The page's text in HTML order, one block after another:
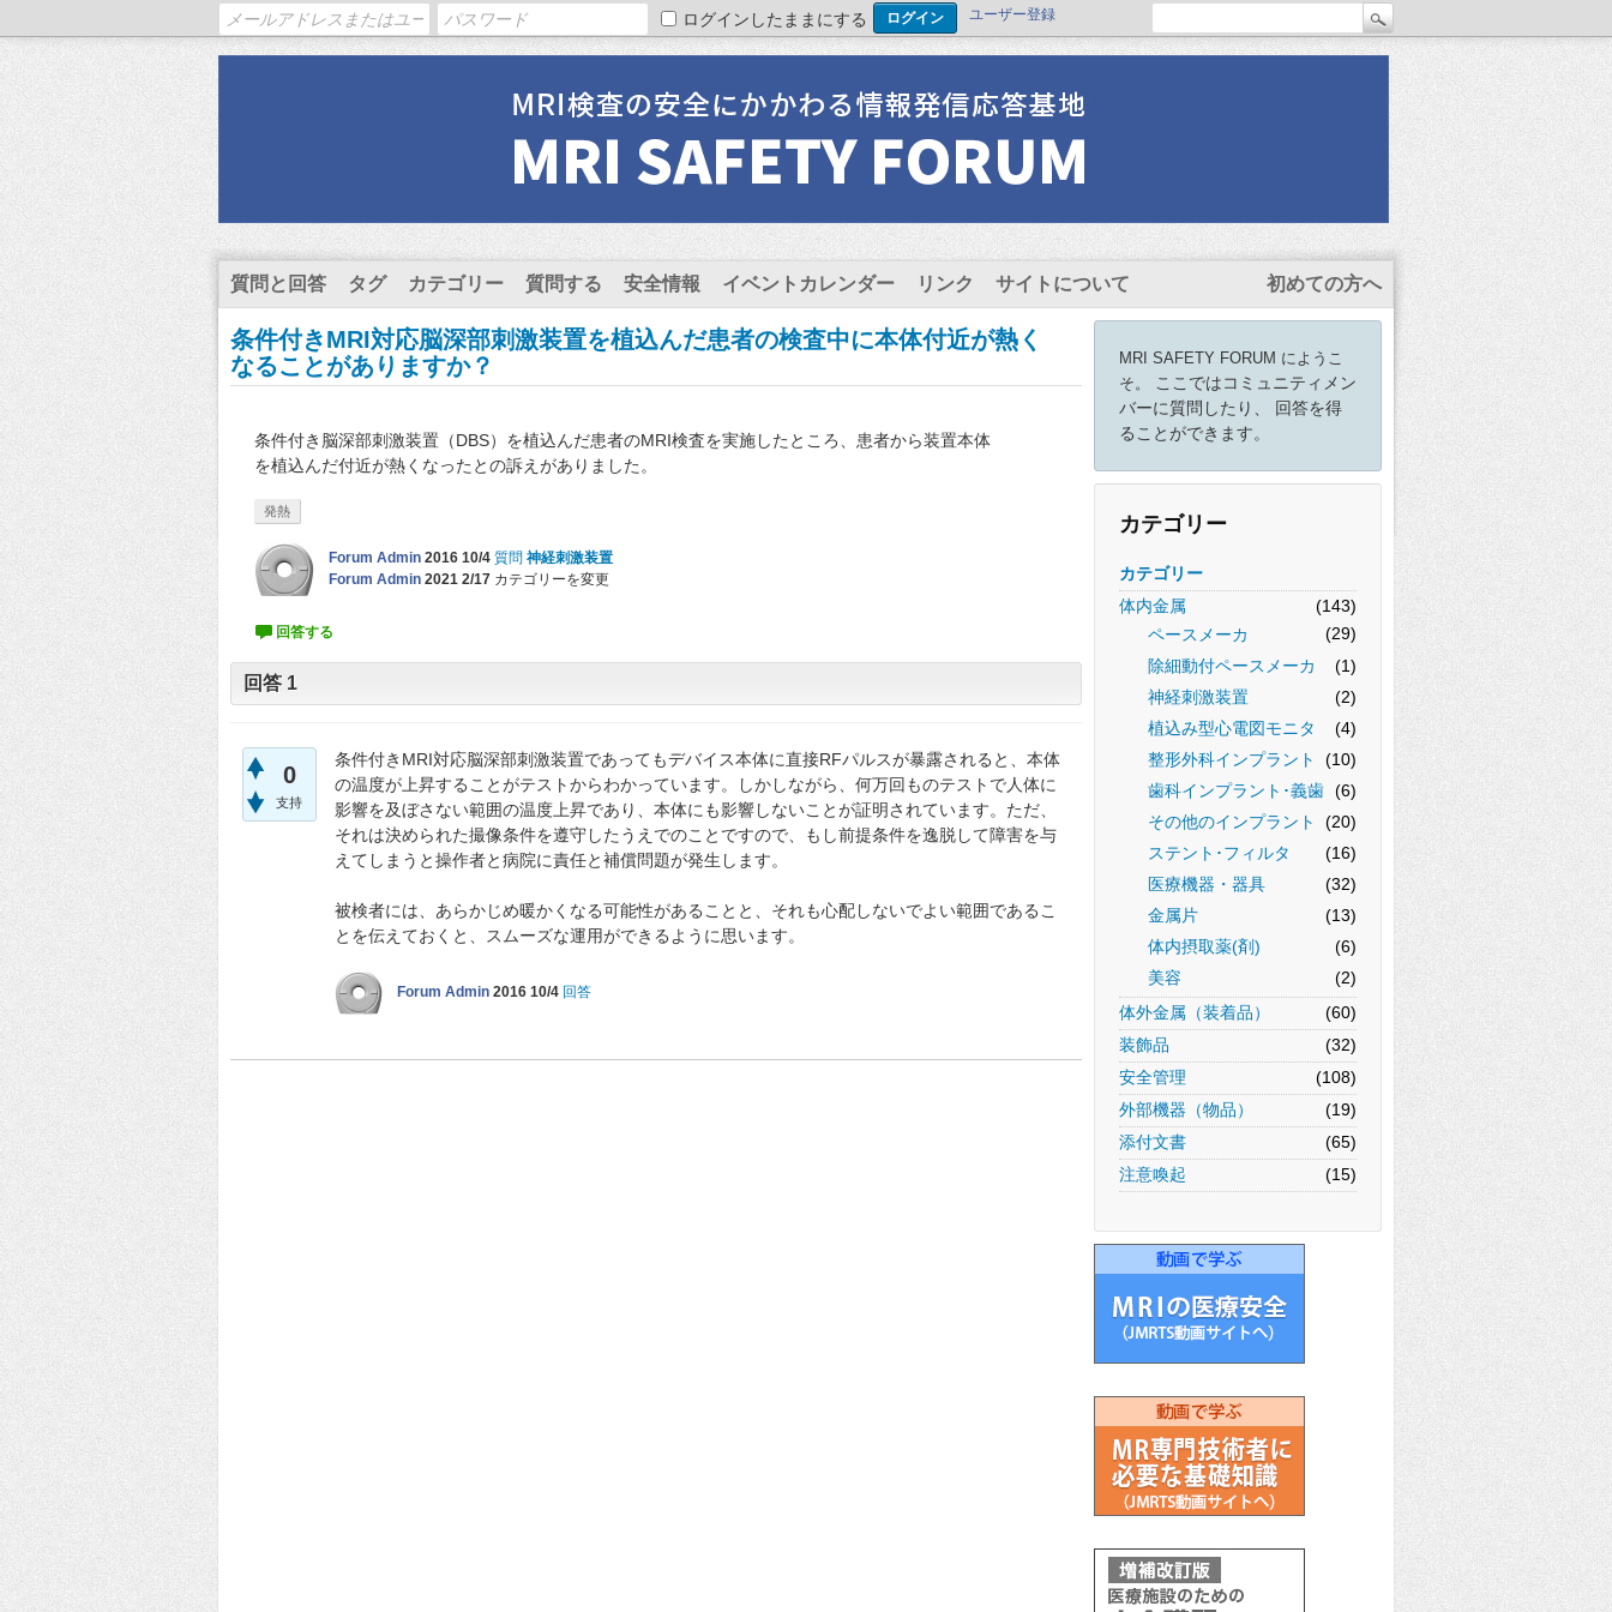
ログインしたままにする ユーザー登録
質問と回答 タグ カテゴリー 質問する 安全情報 イベントカレンダー リンク サイトについて 初めての方へ
MRI SAFETY FORUM にようこ
そ。
ここではコミュニティメン
バーに質問したり、 回答を得
ることができます。
カテゴリー
カテゴリー
体内金属
(143)
ペースメーカ
(29)
除細動付ペースメーカ
(1)
神経刺激装置
(2)
植込み型心電図モニタ
(4)
整形外科インプラント
(10)
歯科インプラント･義歯 (6)
その他のインプラント
(20)
ステント･フィルタ
(16)
医療機器・器具
(32)
金属片
(13)
体内摂取薬(剤)
(6)
美容
(2)
体外金属（装着品）
(60)
装飾品
(32)
安全管理
(108)
外部機器（物品）
(19)
添付文書
(65)
注意喚起
(15)
条件付きMRI対応脳深部刺激装置を植込んだ患者の検査中に本体付近が熱く
なることがありますか？
条件付き脳深部刺激装置（DBS）を植込んだ患者のMRI検査を実施したところ、患者から装置本体
を植込んだ付近が熱くなったとの訴えがありました。
発熱
Forum Admin 2016 10/4 質問 神経刺激装置
Forum Admin 2021 2/17 カテゴリーを変更
回答 1
0
支持
条件付きMRI対応脳深部刺激装置であってもデバイス本体に直接RFパルスが暴露されると、本体
の温度が上昇することがテストからわかっています。しかしながら、何万回ものテストで人体に
影響を及ぼさない範囲の温度上昇であり、本体にも影響しないことが証明されています。ただ、
それは決められた撮像条件を遵守したうえでのことですので、もし前提条件を逸脱して障害を与
えてしまうと操作者と病院に責任と補償問題が発生します。
被検者には、あらかじめ暖かくなる可能性があることと、それも心配しないでよい範囲であるこ
とを伝えておくと、スムーズな運用ができるように思います。
Forum Admin 2016 10/4 回答